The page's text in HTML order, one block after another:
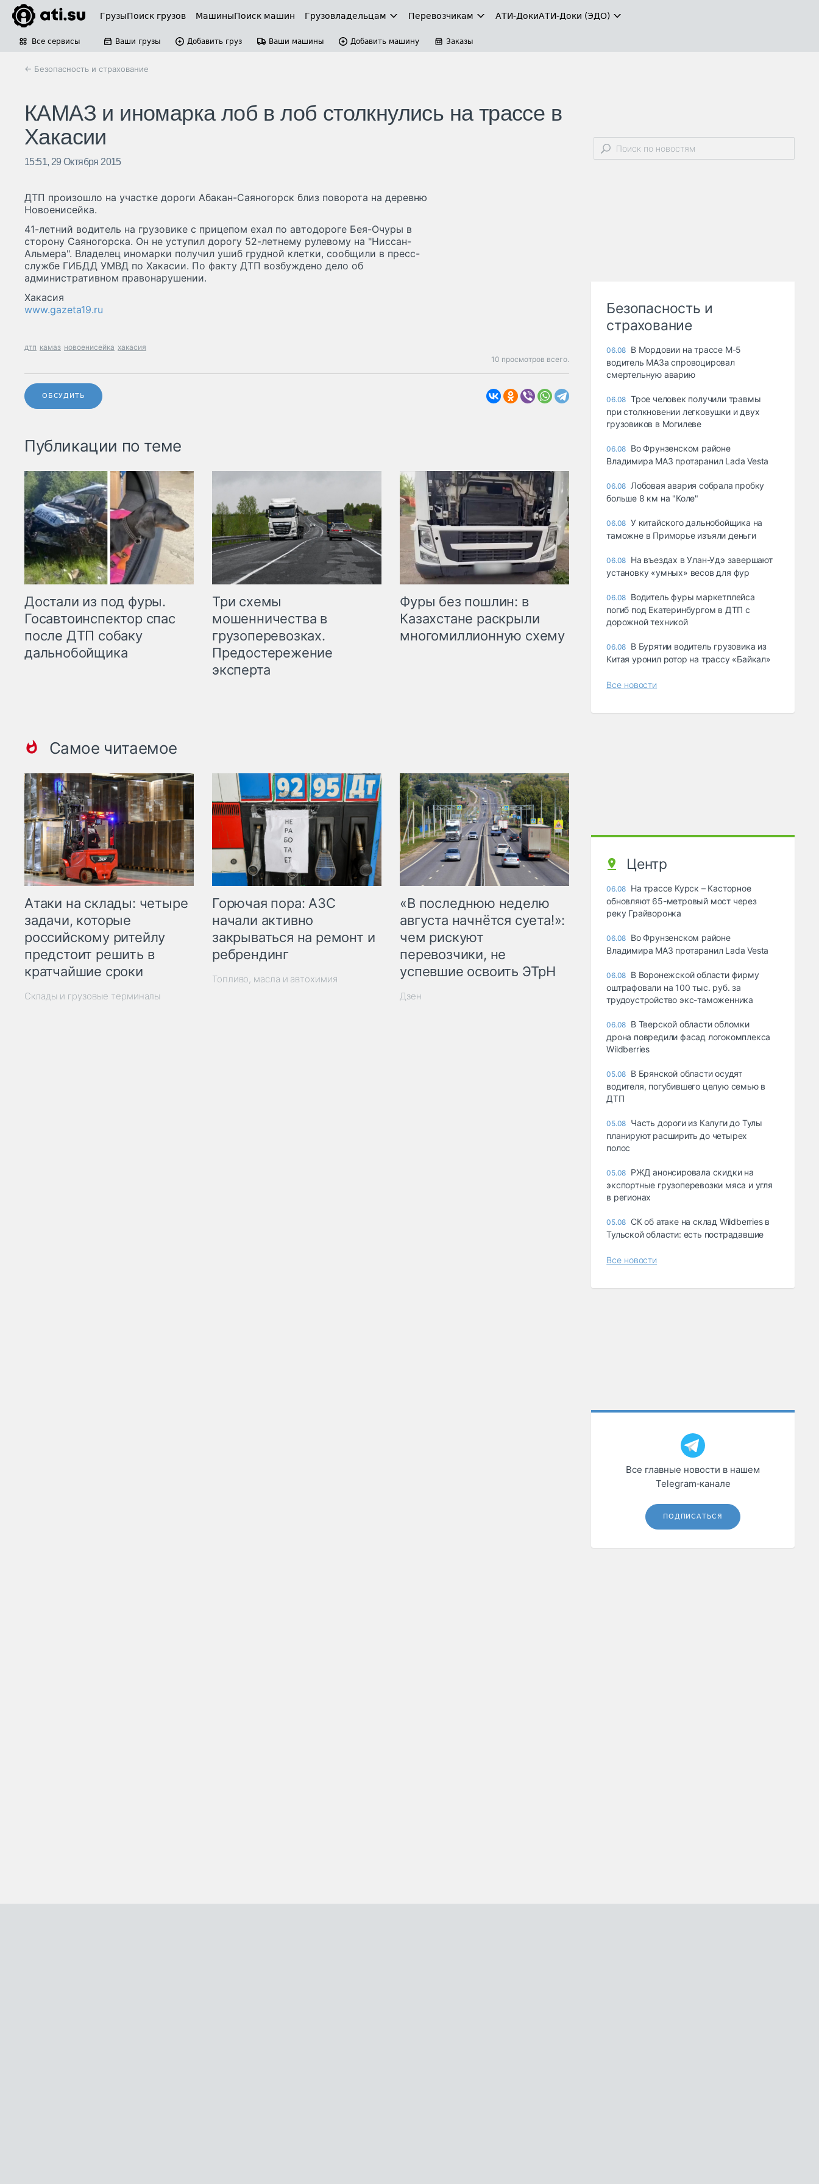
ГрузыПоиск грузов МашиныПоиск машин Грузовладельцам Перевозчикам АТИ-ДокиАТИ-Доки (ЭДО)
Все сервисы Ваши грузы Добавить груз Ваши машины Добавить машину Заказы
← Безопасность и страхование
КАМАЗ и иномарка лоб в лоб столкнулись на трассе в
Хакасии
15:51, 29 Октября 2015
ДТП произошло на участке дороги Абакан-Саяногорск близ поворота на деревню
Новоенисейка.
41-летний водитель на грузовике с прицепом ехал по автодороге Бея-Очуры в
сторону Саяногорска. Он не уступил дорогу 52-летнему рулевому на "Ниссан-
Альмера". Владелец иномарки получил ушиб грудной клетки, сообщили в пресс-
службе ГИБДД УМВД по Хакасии. По факту ДТП возбуждено дело об
административном правонарушении.
Хакасия
www.gazeta19.ru
дтп камаз новоенисейка хакасия
10 просмотров всего.
ОБСУДИТЬ
Публикации по теме
Достали из под фуры.
Госавтоинспектор спас
после ДТП собаку
дальнобойщика
Три схемы
мошенничества в
грузоперевозках.
Предостережение
эксперта
Фуры без пошлин: в
Казахстане раскрыли
многомиллионную схему
Самое читаемое
Атаки на склады: четыре
задачи, которые
российскому ритейлу
предстоит решить в
кратчайшие сроки
Склады и грузовые терминалы
Горючая пора: АЗС
начали активно
закрываться на ремонт и
ребрендинг
Топливо, масла и автохимия
«В последнюю неделю
августа начнётся суета!»:
чем рискуют
перевозчики, не
успевшие освоить ЭТрН
Дзен
Безопасность и
страхование
06.08 В Мордовии на трассе М-5
водитель МАЗа спровоцировал
смертельную аварию
06.08 Трое человек получили травмы
при столкновении легковушки и двух
грузовиков в Могилеве
06.08 Во Фрунзенском районе
Владимира МАЗ протаранил Lada Vesta
06.08 Лобовая авария собрала пробку
больше 8 км на "Коле"
06.08 У китайского дальнобойщика на
таможне в Приморье изъяли деньги
06.08 Ha въeздax в Улaн-Удэ зaвepшaют
ycтaнoвкy «yмныx» вecoв для фyp
06.08 Водитель фуры маркетплейса
погиб под Екатеринбургом в ДТП с
дорожной техникой
06.08 В Бурятии водитель грузовика из
Китая уронил ротор на трассу «Байкал»
Все новости
Центр
06.08 На трассе Курск – Касторное
обновляют 65-метровый мост через
реку Грайворонка
06.08 Во Фрунзенском районе
Владимира МАЗ протаранил Lada Vesta
06.08 В Воронежской области фирму
оштрафовали на 100 тыс. руб. за
трудоустройство экс-таможенника
06.08 В Тверской области обломки
дрона повредили фасад логокомплекса
Wildberries
05.08 В Брянской области осудят
водителя, погубившего целую семью в
ДТП
05.08 Часть дороги из Калуги до Тулы
планируют расширить до четырех
полос
05.08 РЖД анонсировала скидки на
экспортные грузоперевозки мяса и угля
в регионах
05.08 СК об атаке на склад Wildberries в
Тульской области: есть пострадавшие
Все новости
Все главные новости в нашем
Telegram‑канале
ПОДПИСАТЬСЯ